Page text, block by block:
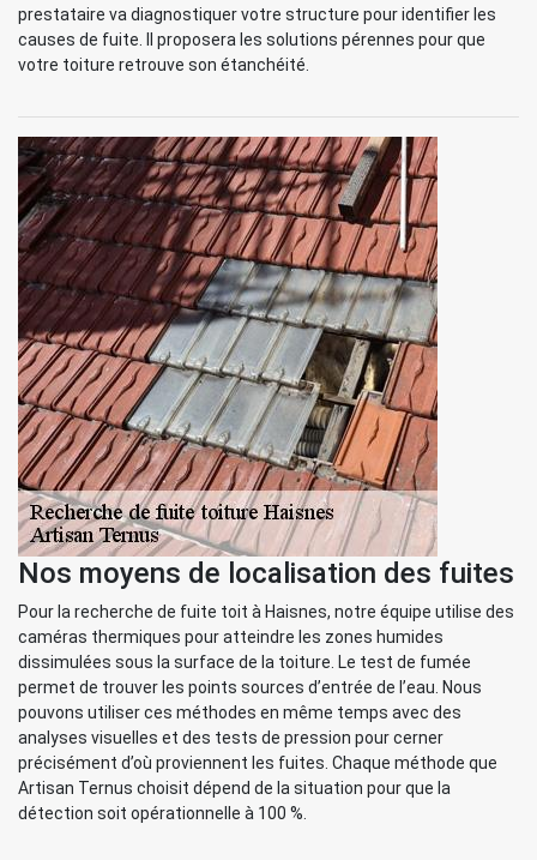
prestataire va diagnostiquer votre structure pour identifier les
causes de fuite. Il proposera les solutions pérennes pour que
votre toiture retrouve son étanchéité.
Nos moyens de localisation des fuites
Pour la recherche de fuite toit à Haisnes, notre équipe utilise des
caméras thermiques pour atteindre les zones humides
dissimulées sous la surface de la toiture. Le test de fumée
permet de trouver les points sources d’entrée de l’eau. Nous
pouvons utiliser ces méthodes en même temps avec des
analyses visuelles et des tests de pression pour cerner
précisément d’où proviennent les fuites. Chaque méthode que
Artisan Ternus choisit dépend de la situation pour que la
détection soit opérationnelle à 100 %.